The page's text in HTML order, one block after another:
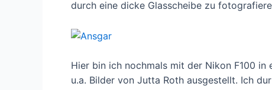
durch eine dicke Glasscheibe zu
Hier bin ich nochmals mit der Nikon F100
u.a. Bilder von Jutta Roth ausgestellt. Ich